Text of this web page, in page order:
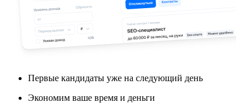
Первые кандидаты уже на следующий день
Экономим ваше время и деньги